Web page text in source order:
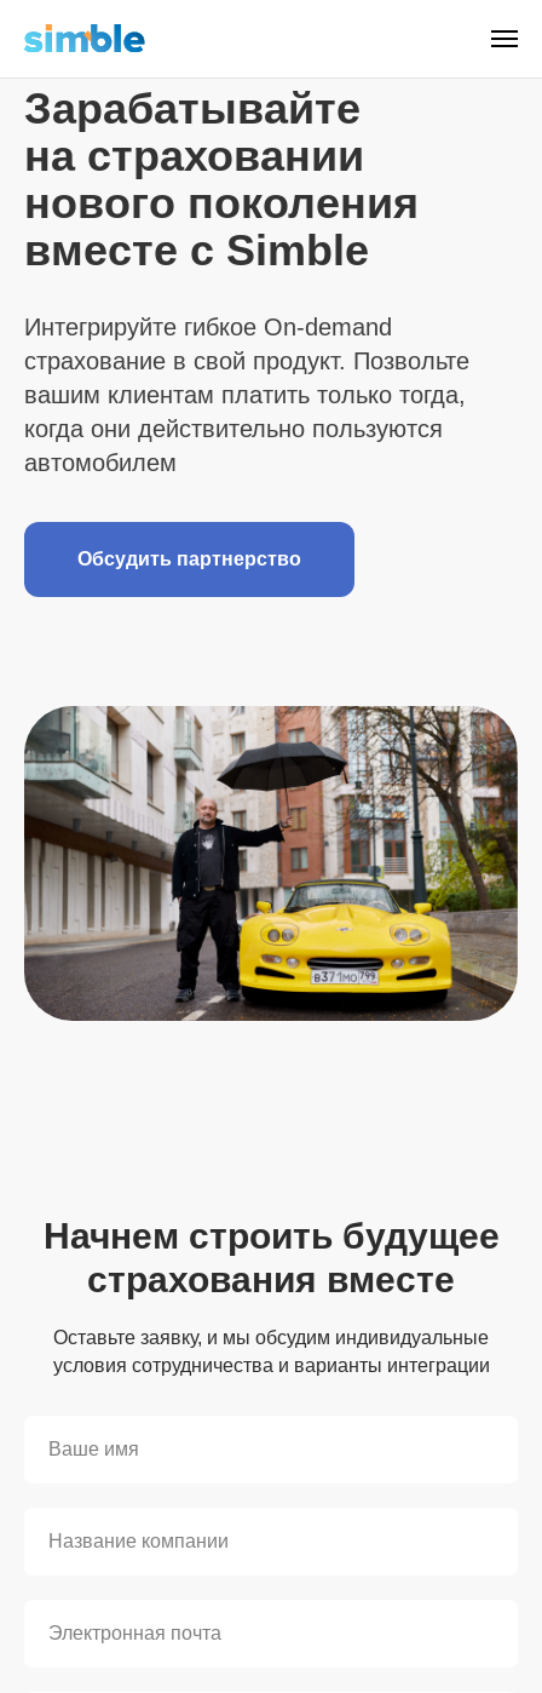
Зарабатывайте
на страховании
нового поколения
вместе с Simble
Интегрируйте гибкое On-demand
страхование в свой продукт. Позвольте
вашим клиентам платить только тогда,
когда они действительно пользуются
автомобилем
Обсудить партнерство
Начнем строить будущее
страхования вместе
Оставьте заявку, и мы обсудим индивидуальные
условия сотрудничества и варианты интеграции